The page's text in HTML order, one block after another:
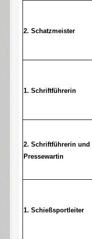
2. Schatzmeister
1. Schriftführerin
2. Schriftführerin und
Pressewartin
1. Schießsportleiter